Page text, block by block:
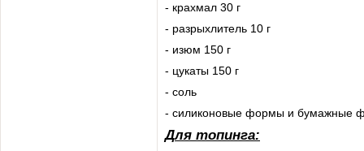
- крахмал 30 г
- разрыхлитель 10 г
- изюм 150 г
- цукаты 150 г
- соль
- силиконовые формы и бумажные
Для топинга: